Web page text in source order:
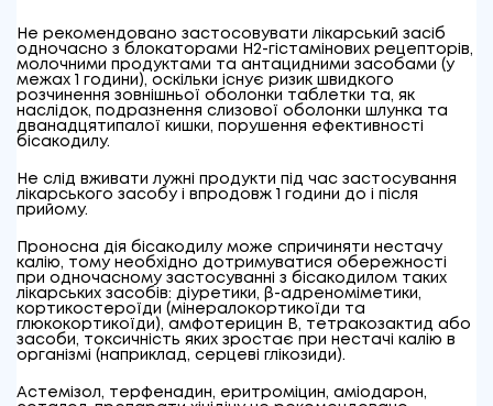
Не рекомендовано застосовувати лікарський засіб
одночасно з блокаторами Н2-гістамінових рецепторів,
молочними продуктами та антацидними засобами (у
межах 1 години), оскільки існує ризик швидкого
розчинення зовнішньої оболонки таблетки та, як
наслідок, подразнення слизової оболонки шлунка та
дванадцятипалої кишки, порушення ефективності
бісакодилу.
Не слід вживати лужні продукти під час застосування
лікарського засобу і впродовж 1 години до і після
прийому.
Проносна дія бісакодилу може спричиняти нестачу
калію, тому необхідно дотримуватися обережності
при одночасному застосуванні з бісакодилом таких
лікарських засобів: діуретики, β-адреноміметики,
кортикостероїди (мінералокортикоїди та
глюкокортикоїди), амфотерицин В, тетракозактид або
засоби, токсичність яких зростає при нестачі калію в
організмі (наприклад, серцеві глікозиди).
Астемізол, терфенадин, еритроміцин, аміодарон,